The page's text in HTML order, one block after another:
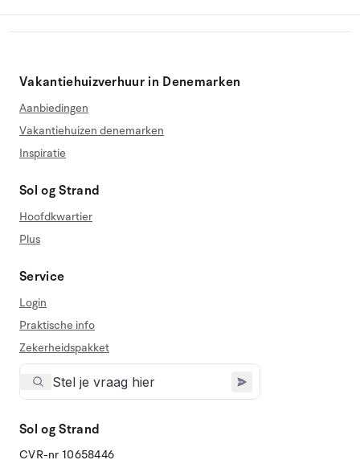
Vakantiehuizverhuur in Denemarken
Aanbiedingen
Vakantiehuizen denemarken
Inspiratie
Sol og Strand
Hoofdkwartier
Plus
Service
Login
Praktische info
Zekerheidspakket
Sol og Strand
CVR-nr 10658446